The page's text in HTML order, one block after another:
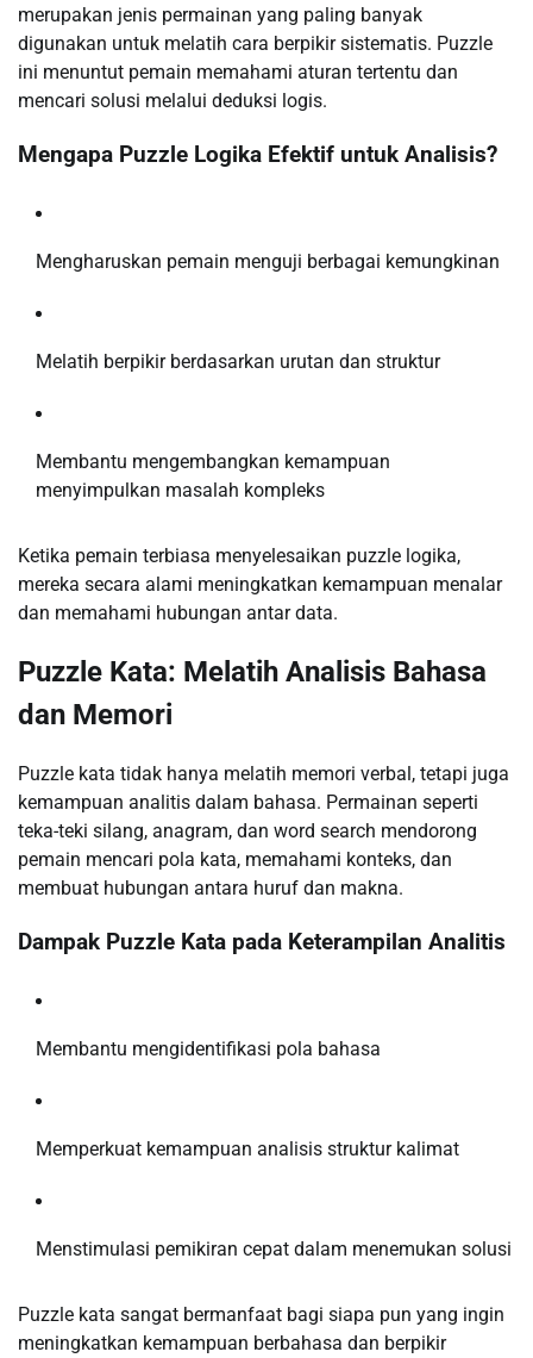
merupakan jenis permainan yang paling banyak
digunakan untuk melatih cara berpikir sistematis. Puzzle
ini menuntut pemain memahami aturan tertentu dan
mencari solusi melalui deduksi logis.
Mengapa Puzzle Logika Efektif untuk Analisis?
Mengharuskan pemain menguji berbagai kemungkinan
Melatih berpikir berdasarkan urutan dan struktur
Membantu mengembangkan kemampuan
menyimpulkan masalah kompleks
Ketika pemain terbiasa menyelesaikan puzzle logika,
mereka secara alami meningkatkan kemampuan menalar
dan memahami hubungan antar data.
Puzzle Kata: Melatih Analisis Bahasa
dan Memori
Puzzle kata tidak hanya melatih memori verbal, tetapi juga
kemampuan analitis dalam bahasa. Permainan seperti
teka-teki silang, anagram, dan word search mendorong
pemain mencari pola kata, memahami konteks, dan
membuat hubungan antara huruf dan makna.
Dampak Puzzle Kata pada Keterampilan Analitis
Membantu mengidentifikasi pola bahasa
Memperkuat kemampuan analisis struktur kalimat
Menstimulasi pemikiran cepat dalam menemukan solusi
Puzzle kata sangat bermanfaat bagi siapa pun yang ingin
meningkatkan kemampuan berbahasa dan berpikir